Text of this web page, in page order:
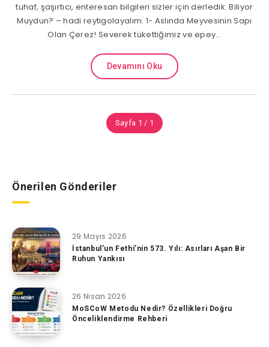
tuhaf, şaşırtıcı, enteresan bilgileri sizler için derledik. Biliyor
Muydun? – hadi reytigolayalım. 1- Aslında Meyvesinin Sapı
Olan Çerez! Severek tükettiğimiz ve epey…
Devamını Oku
Sayfa 1 / 1
Önerilen Gönderiler
29 Mayıs 2026
İstanbul’un Fethi’nin 573. Yılı: Asırları Aşan Bir
Ruhun Yankısı
26 Nisan 2026
MoSCoW Metodu Nedir? Özellikleri Doğru
Önceliklendirme Rehberi